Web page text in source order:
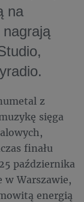
na
nagrają
z
sięga
finału
października
w Warszawie,
energią